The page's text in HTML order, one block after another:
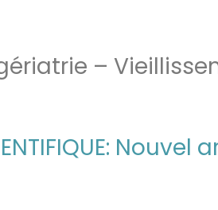
–